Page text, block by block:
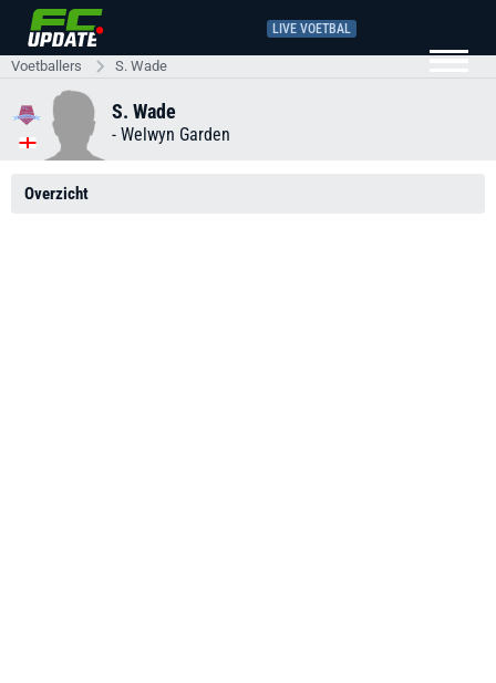
LIVE VOETBAL
Voetballers S. Wade
S. Wade
- Welwyn Garden
Overzicht